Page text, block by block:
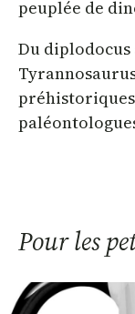
peuplée de
Du
Pour les